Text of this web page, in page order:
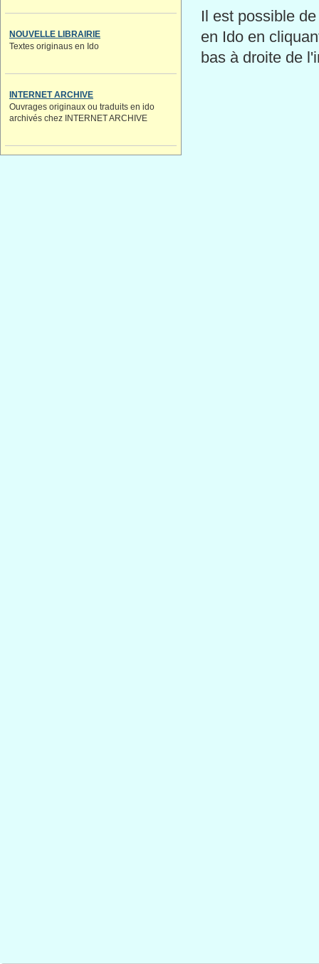
NOUVELLE LIBRAIRIE
Textes originaus en Ido
INTERNET ARCHIVE
Ouvrages originaux ou traduits en ido
archivés chez INTERNET ARCHIVE
Il est possible
en Ido en
bas à droite de